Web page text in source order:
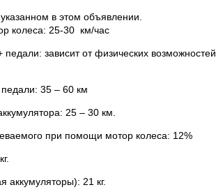
в этом объявлении.
колеса: 25-30 км/час
зависит от физических возможностей
педали: 35 – 60 км
25 – 30 км.
при помощи мотор колеса: 12%
аккумуляторы): 21 кг.